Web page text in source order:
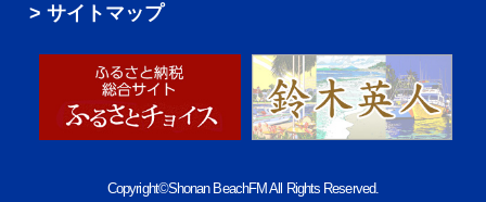
サイトマップ
Copyright©Shonan BeachFM All Rights Reserved.